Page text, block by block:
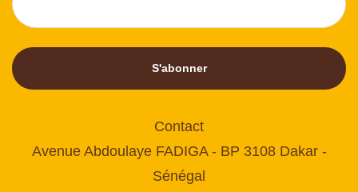
S'abonner
Contact
Avenue Abdoulaye FADIGA - BP 3108 Dakar -
Sénégal